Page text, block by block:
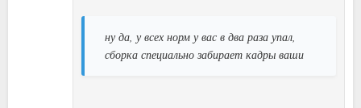
ну да, у всех норм у вас в два раза упал,
сборка специально забирает кадры ваши